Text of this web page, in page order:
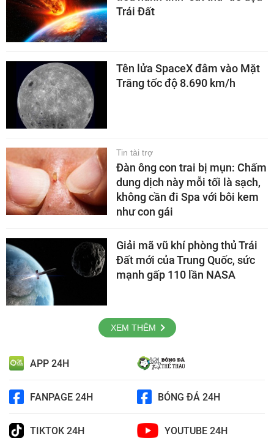
Trái Đất
Tên lửa SpaceX đâm vào Mặt
Trăng tốc độ 8.690 km/h
Tin tài trợ
Đàn ông con trai bị mụn: Chấm
dung dịch này mỗi tối là sạch,
không cần đi Spa với bôi kem
như con gái
Giải mã vũ khí phòng thủ Trái
Đất mới của Trung Quốc, sức
mạnh gấp 110 lần NASA
XEM THÊM
APP 24H
FANPAGE 24H BÓNG ĐÁ 24H
TIKTOK 24H YOUTUBE 24H